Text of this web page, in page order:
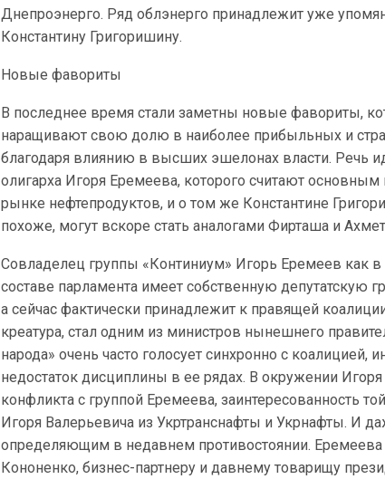
Днепроэнерго. Ряд облэнерго принадлежит уже
Константину Григоришину.
Новые фавориты
В последнее время стали заметны новые фавориты,
наращивают свою долю в наиболее прибыльных и
благодаря влиянию в высших эшелонах власти. Речь
олигарха Игоря Еремеева, которого считают
рынке нефтепродуктов, и о том же Константине
похоже, могут вскоре стать аналогами Фирташа и
Совладелец группы «Континиум» Игорь Еремеев как
составе парламента имеет собственную депутатскую
а сейчас фактически принадлежит к правящей
креатура, стал одним из министров нынешнего
народа» очень часто голосует синхронно с коалицией,
недостаток дисциплины в ее рядах. В окружении
конфликта с группой Еремеева, заинтересованность
Игоря Валерьевича из Укртранснафты и Укрнафты. И
определяющим в недавнем противостоянии.
Кононенко, бизнес-партнеру и давнему товарищу